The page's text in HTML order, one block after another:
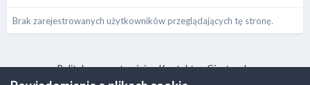
Brak zarejestrowanych użytkowników przeglądających tę stronę.
Polityka prywatności Kontakt Ciasteczka